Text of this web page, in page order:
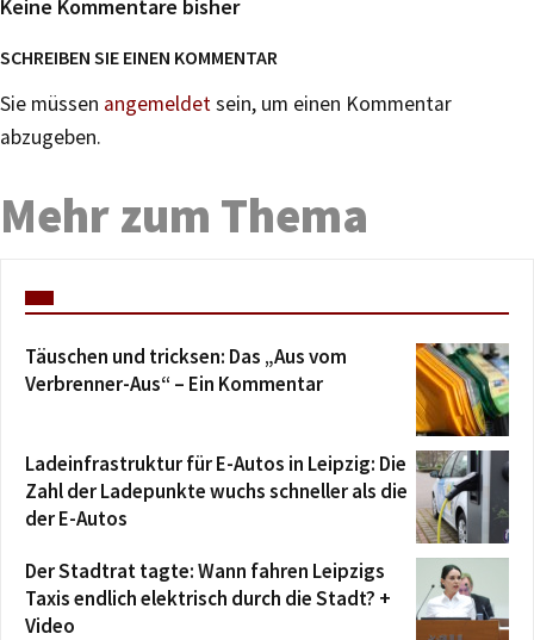
Keine Kommentare bisher
SCHREIBEN SIE EINEN KOMMENTAR
Sie müssen angemeldetsein, um einen Kommentar
abzugeben.
Mehr zum Thema
Täuschen und tricksen: Das „Aus vom
Verbrenner-Aus“ – Ein Kommentar
Ladeinfrastruktur für E-Autos in Leipzig: Die
Zahl der Ladepunkte wuchs schneller als die
der E-Autos
Der Stadtrat tagte: Wann fahren Leipzigs
Taxis endlich elektrisch durch die Stadt? +
Video